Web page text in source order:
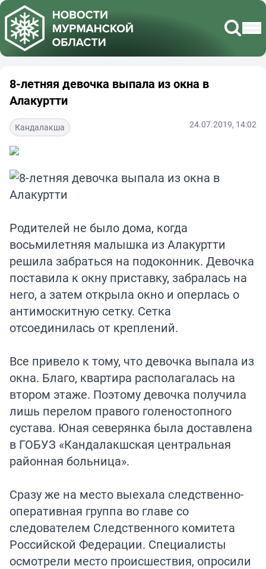
8-летняя девочка выпала из окна в
Алакуртти
Кандалакша 24.07.2019, 14:02
Родителей не было дома, когда
восьмилетняя малышка из Алакуртти
решила забраться на подоконник. Девочка
поставила к окну приставку, забралась на
него, а затем открыла окно и оперлась о
антимоскитную сетку. Сетка
отсоединилась от креплений.
Все привело к тому, что девочка выпала из
окна. Благо, квартира располагалась на
втором этаже. Поэтому девочка получила
лишь перелом правого голеностопного
сустава. Юная северянка была доставлена
в ГОБУЗ «Кандалакшская центральная
районная больница».
Сразу же на место выехала следственно-
оперативная группа во главе со
следователем Следственного комитета
Российской Федерации. Специалисты
осмотрели место происшествия, опросили